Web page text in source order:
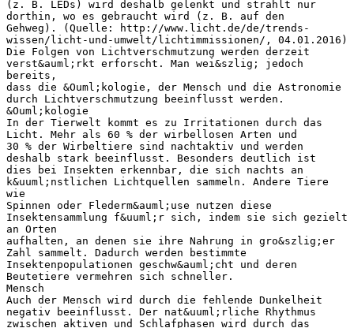
(z. B. LEDs) wird deshalb gelenkt und strahlt nur
dorthin, wo es gebraucht wird (z. B. auf den
Gehweg). (Quelle: http://www.licht.de/de/trends-
wissen/licht-und-umwelt/lichtimmissionen/, 04.01.2016)
Die Folgen von Lichtverschmutzung werden derzeit
verst&auml;rkt erforscht. Man wei&szlig; jedoch
bereits,
dass die &Ouml;kologie, der Mensch und die Astronomie
durch Lichtverschmutzung beeinflusst werden.
&Ouml;kologie
In der Tierwelt kommt es zu Irritationen durch das
Licht. Mehr als 60 % der wirbellosen Arten und
30 % der Wirbeltiere sind nachtaktiv und werden
deshalb stark beeinflusst. Besonders deutlich ist
dies bei Insekten erkennbar, die sich nachts an
k&uuml;nstlichen Lichtquellen sammeln. Andere Tiere
wie
Spinnen oder Flederm&auml;use nutzen diese
Insektensammlung f&uuml;r sich, indem sie sich gezielt
an Orten
aufhalten, an denen sie ihre Nahrung in gro&szlig;er
Zahl sammelt. Dadurch werden bestimmte
Insektenpopulationen geschw&auml;cht und deren
Beutetiere vermehren sich schneller.
Mensch
Auch der Mensch wird durch die fehlende Dunkelheit
negativ beeinflusst. Der nat&uuml;rliche Rhythmus
zwischen aktiven und Schlafphasen wird durch das